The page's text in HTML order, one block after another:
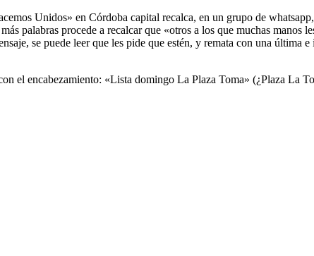
Unidos» en Córdoba capital recalca, en un grupo de
palabras procede a recalcar que «otros a los que muchas manos
se puede leer que les pide que estén, y remata con una última
el encabezamiento: «Lista domingo La Plaza Toma» (¿Plaza La